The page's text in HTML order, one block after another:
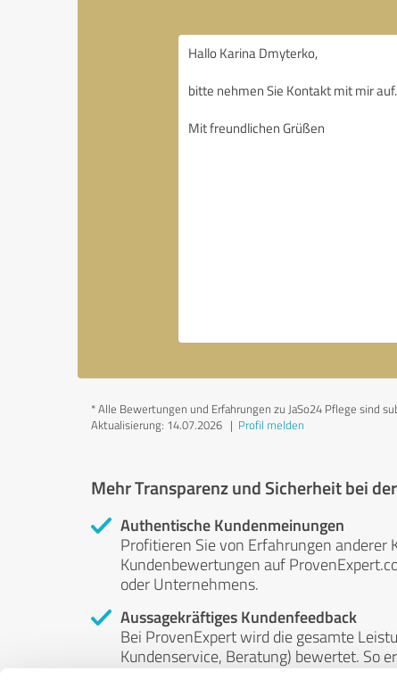
*Alle Bewertungen und Erfahrungen zu JaSo24 Pflege sind
Aktualisierung: 14.07.2026 | Profil melden
Mehr Transparenz und Sicherheit bei
Authentische Kundenmeinungen
Profitieren Sie von Erfahrungen anderer
Kundenbewertungen auf
oder Unternehmens.
Aussagekräftiges Kundenfeedback
Bei ProvenExpert wird die gesamte
Kundenservice, Beratung) bewertet. So